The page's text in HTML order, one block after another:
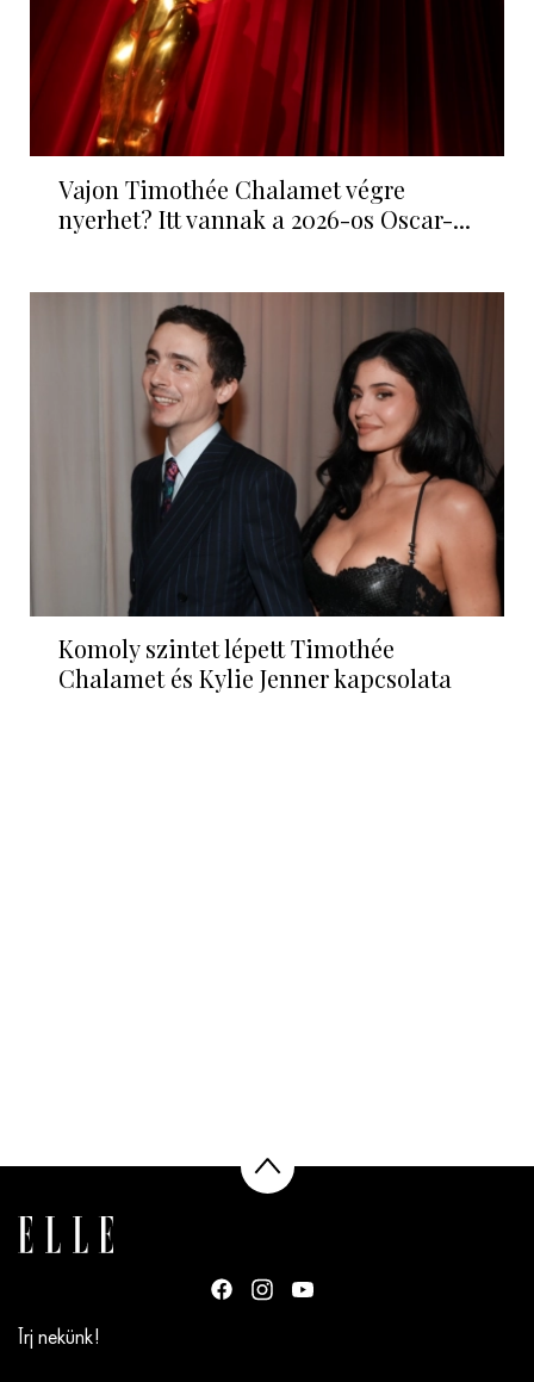
Vajon Timothée Chalamet végre
nyerhet? Itt vannak a 2026-os Oscar-...
Komoly szintet lépett Timothée
Chalamet és Kylie Jenner kapcsolata
Írj nekünk!